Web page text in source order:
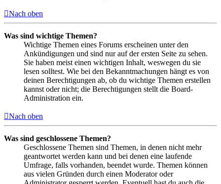
Nach oben
Was sind wichtige Themen?
Wichtige Themen eines Forums erscheinen unter den
Ankündigungen und sind nur auf der ersten Seite zu sehen.
Sie haben meist einen wichtigen Inhalt, weswegen du sie
lesen solltest. Wie bei den Bekanntmachungen hängt es von
deinen Berechtigungen ab, ob du wichtige Themen erstellen
kannst oder nicht; die Berechtigungen stellt die Board-
Administration ein.
Nach oben
Was sind geschlossene Themen?
Geschlossene Themen sind Themen, in denen nicht mehr
geantwortet werden kann und bei denen eine laufende
Umfrage, falls vorhanden, beendet wurde. Themen können
aus vielen Gründen durch einen Moderator oder